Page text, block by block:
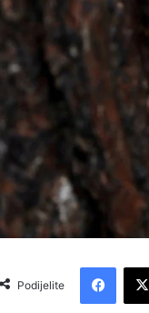
Podijelite